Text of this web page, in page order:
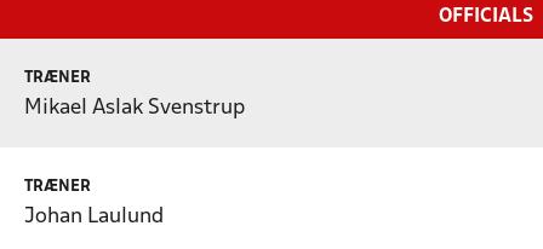
OFFICIALS
TRÆNER
Mikael Aslak Svenstrup
TRÆNER
Johan Laulund